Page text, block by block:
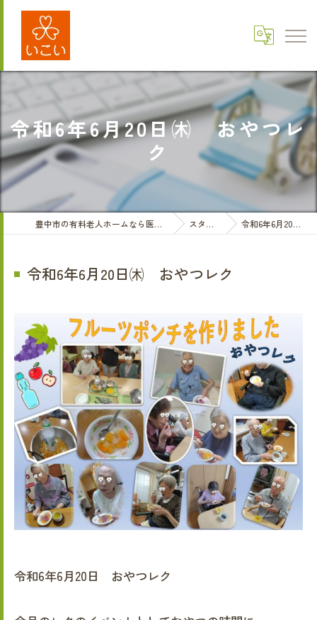
令和6年6月20日㈭ おやつレ
ク
豊中市の有料老人ホームなら医療法人三和会 有料老人ホームいこい スタッフブログ 令和6年6月20日㈭ おやつレク
令和6年6月20日㈭ おやつレク
令和6年6月20日 おやつレク